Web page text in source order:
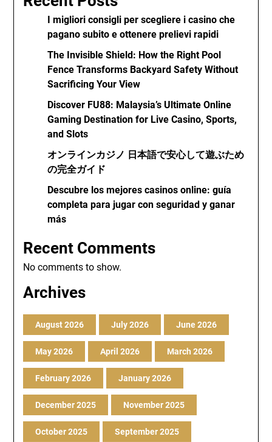
I migliori consigli per scegliere i casino che
pagano subito e ottenere prelievi rapidi
The Invisible Shield: How the Right Pool
Fence Transforms Backyard Safety Without
Sacrificing Your View
Discover FU88: Malaysia’s Ultimate Online
Gaming Destination for Live Casino, Sports,
and Slots
オンラインカジノ 日本語で安心して遊ぶため
の完全ガイド
Descubre los mejores casinos online: guía
completa para jugar con seguridad y ganar
más
Recent Comments
No comments to show.
Archives
August 2026 July 2026 June 2026
May 2026 April 2026 March 2026
February 2026 January 2026
December 2025 November 2025
October 2025 September 2025